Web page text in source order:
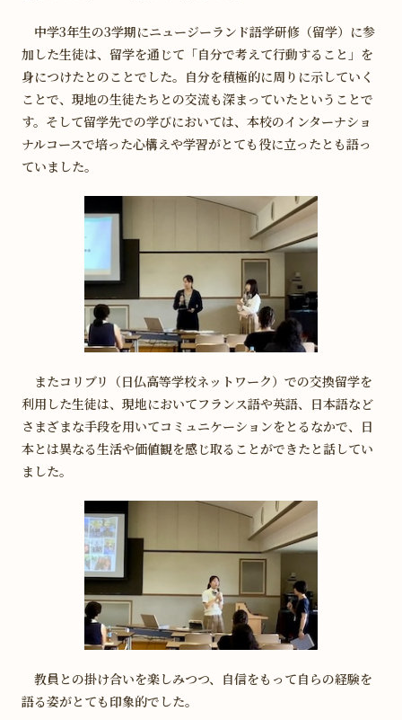
中学3年生の3学期にニュージーランド語学研修（留学）に参
加した生徒は、留学を通じて「自分で考えて行動すること」を
身につけたとのことでした。自分を積極的に周りに示していく
ことで、現地の生徒たちとの交流も深まっていたということで
す。そして留学先での学びにおいては、本校のインターナショ
ナルコースで培った心構えや学習がとても役に立ったとも語っ
ていました。
またコリブリ（日仏高等学校ネットワーク）での交換留学を
利用した生徒は、現地においてフランス語や英語、日本語など
さまざまな手段を用いてコミュニケーションをとるなかで、日
本とは異なる生活や価値観を感じ取ることができたと話してい
ました。
教員との掛け合いを楽しみつつ、自信をもって自らの経験を
語る姿がとても印象的でした。